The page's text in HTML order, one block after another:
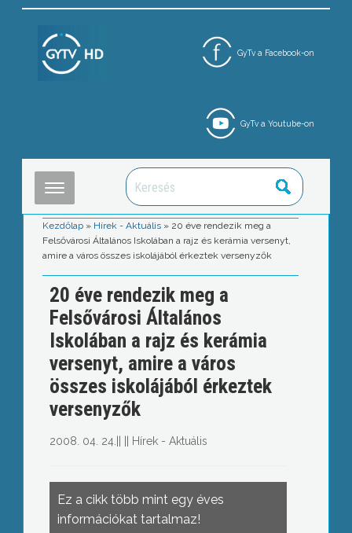
GyTv a Facebook-on
GyTv a Youtube-on
Kezdőlap » Hírek - Aktuális » 20 éve rendezik meg a
Felsővárosi Általános Iskolában a rajz és kerámia versenyt,
amire a város összes iskolájából érkeztek versenyzők
20 éve rendezik meg a
Felsővárosi Általános
Iskolában a rajz és kerámia
versenyt, amire a város
összes iskolájából érkeztek
versenyzők
2008. 04. 24. Hírek - Aktuális
Ez a cikk több mint egy éves
információkat tartalmaz!